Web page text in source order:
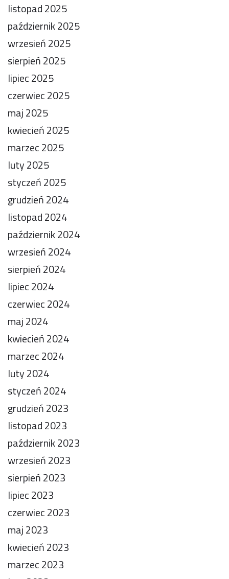
listopad 2025
październik 2025
wrzesień 2025
sierpień 2025
lipiec 2025
czerwiec 2025
maj 2025
kwiecień 2025
marzec 2025
luty 2025
styczeń 2025
grudzień 2024
listopad 2024
październik 2024
wrzesień 2024
sierpień 2024
lipiec 2024
czerwiec 2024
maj 2024
kwiecień 2024
marzec 2024
luty 2024
styczeń 2024
grudzień 2023
listopad 2023
październik 2023
wrzesień 2023
sierpień 2023
lipiec 2023
czerwiec 2023
maj 2023
kwiecień 2023
marzec 2023